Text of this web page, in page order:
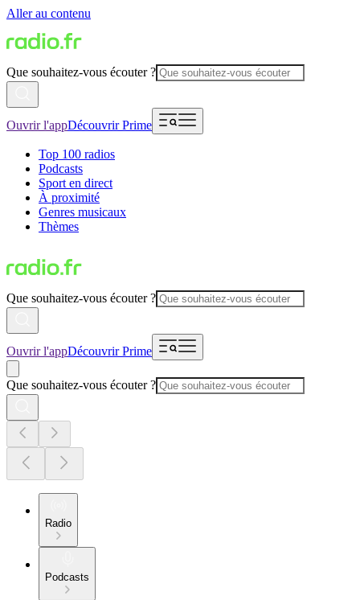
Aller au contenu
Que souhaitez-vous écouter ?
Ouvrir l'appDécouvrir Prime
Top 100 radios
Podcasts
Sport en direct
À proximité
Genres musicaux
Thèmes
Que souhaitez-vous écouter ?
Ouvrir l'appDécouvrir Prime
Que souhaitez-vous écouter ?
Radio
Podcasts